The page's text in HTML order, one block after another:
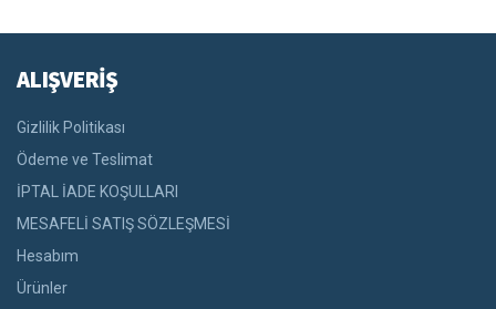
ALIŞVERİŞ
Gizlilik Politikası
Ödeme ve Teslimat
İPTAL İADE KOŞULLARI
MESAFELİ SATIŞ SÖZLEŞMESİ
Hesabım
Ürünler